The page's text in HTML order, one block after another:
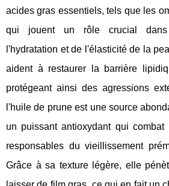
acides gras essentiels, tels que les
qui jouent un rôle crucial
l'hydratation et de l'élasticité de la
aident à restaurer la barrière
protégeant ainsi des agressions
l'huile de prune est une source
un puissant antioxydant qui
responsables du vieillissement
Grâce à sa texture légère, elle